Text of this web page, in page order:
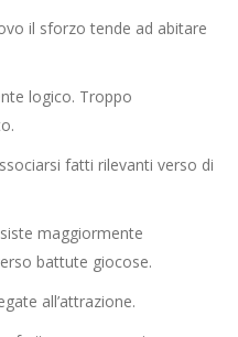
il sforzo tende ad abitare
logico. Troppo
fatti rilevanti verso di
maggiormente
battute giocose.
all’attrazione.